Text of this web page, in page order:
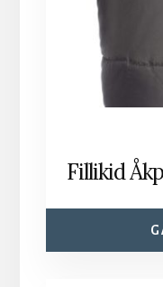
Fillikid